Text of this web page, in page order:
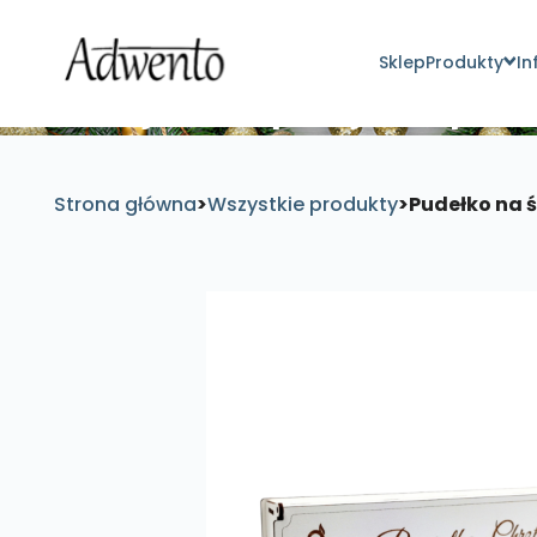
SklepProdukty
Strona główna>Wszystkie produkty>Pudełko na